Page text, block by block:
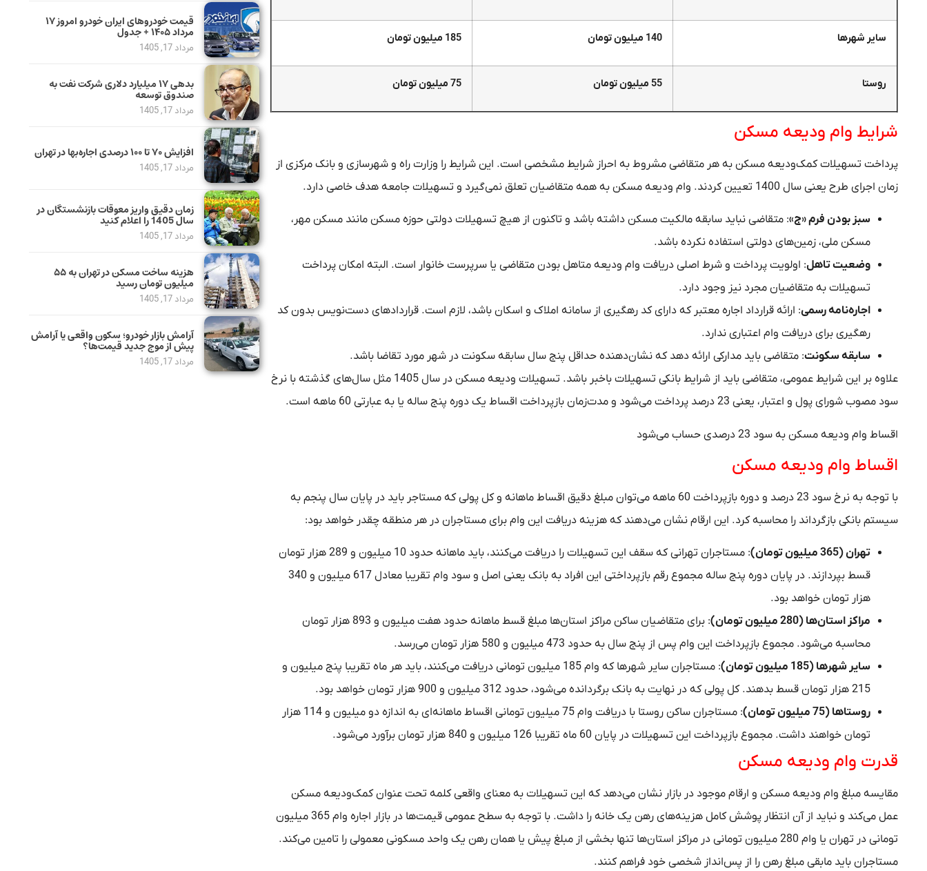
سایر شهرها 140 میلیون تومان 185 میلیون تومان
روستا 55 میلیون تومان 75 میلیون تومان
شرایط وام ودیعه مسکن
پرداخت تسهیلات کمک‌ودیعه مسکن به هر متقاضی مشروط به احراز شرایط مشخصی است. این شرایط را وزارت راه و شهرسازی و بانک مرکزی از
زمان اجرای طرح یعنی سال 1400 تعیین کردند. وام ودیعه مسکن به همه متقاضیان تعلق نمی‌گیرد و تسهیلات جامعه هدف خاصی دارد.
سبز بودن فرم «ج»: متقاضی نباید سابقه مالکیت مسکن داشته باشد و تاکنون از هیچ‌ تسهیلات دولتی حوزه مسکن مانند مسکن مهر،
مسکن ملی، زمین‌های دولتی استفاده نکرده باشد.
وضعیت تاهل: اولویت پرداخت و شرط اصلی دریافت وام ودیعه متاهل بودن متقاضی یا سرپرست خانوار است. البته امکان پرداخت
تسهیلات به متقاضیان مجرد نیز وجود دارد.
اجاره‌نامه رسمی: ارائه قرارداد اجاره معتبر که دارای کد رهگیری از سامانه املاک و اسکان باشد، لازم است. قراردادهای دست‌نویس بدون کد
رهگیری برای دریافت وام اعتباری ندارد.
سابقه سکونت: متقاضی باید مدارکی ارائه دهد که نشان‌دهنده حداقل پنج سال سابقه سکونت در شهر مورد تقاضا باشد.
علاوه بر این شرایط عمومی، متقاضی باید از شرایط بانکی تسهیلات باخبر باشد. تسهیلات ودیعه مسکن در سال 1405 مثل سال‌های گذشته با نرخ
سود مصوب شورای پول و اعتبار، یعنی 23 درصد پرداخت می‌شود و مدت‌زمان بازپرداخت اقساط یک دوره پنج ساله یا به عبارتی 60 ماهه است.
اقساط وام ودیعه مسکن به سود 23 درصدی حساب می‌شود
اقساط وام ودیعه مسکن
با توجه به نرخ سود 23 درصد و دوره بازپرداخت 60 ماهه می‌توان مبلغ دقیق اقساط ماهانه و کل پولی که مستاجر باید در پایان سال پنجم به
سیستم بانکی بازگرداند را محاسبه کرد. این ارقام نشان می‌دهند که هزینه دریافت این وام برای مستاجران در هر منطقه چقدر خواهد بود:
تهران (365 میلیون تومان)
: مستاجران تهرانی که سقف این تسهیلات را دریافت می‌کنند، باید ماهانه حدود 10 میلیون و 289 هزار تومان
قسط بپردازند. در پایان دوره پنج ساله مجموع رقم بازپرداختی این افراد به بانک یعنی اصل و سود وام تقریبا معادل 617 میلیون و 340
هزار تومان خواهد بود.
مراکز استان‌ها (280 میلیون تومان)
: برای متقاضیان ساکن مراکز استان‌ها مبلغ قسط ماهانه حدود هفت میلیون و 893 هزار تومان
محاسبه می‌شود. مجموع بازپرداخت این وام پس از پنج سال به حدود 473 میلیون و 580 هزار تومان می‌رسد.
سایر شهرها (185 میلیون تومان)
: مستاجران سایر شهرها که وام 185 میلیون تومانی دریافت می‌کنند، باید هر ماه تقریبا پنج میلیون و
215 هزار تومان قسط بدهند. کل پولی که در نهایت به بانک برگردانده می‌شود، حدود 312 میلیون و 900 هزار تومان خواهد بود.
روستاها (75 میلیون تومان)
: مستاجران ساکن روستا با دریافت وام 75 میلیون تومانی اقساط ماهانه‌ای به اندازه دو میلیون و 114 هزار
تومان خواهند داشت. مجموع بازپرداخت این تسهیلات در پایان 60 ماه تقریبا 126 میلیون و 840 هزار تومان برآورد می‌شود.
قدرت وام ودیعه مسکن
مقایسه مبلغ وام ودیعه مسکن و ارقام موجود در بازار نشان می‌دهد که این تسهیلات به معنای واقعی کلمه تحت عنوان کمک‌ودیعه مسکن
عمل می‌کند و نباید از آن انتظار پوشش کامل هزینه‌های رهن یک خانه را داشت. با توجه به سطح عمومی قیمت‌ها در بازار اجاره وام 365 میلیون
تومانی در تهران یا وام 280 میلیون تومانی در مراکز استان‌ها تنها بخشی از مبلغ پیش یا همان رهن یک واحد مسکونی معمولی را تامین می‌کند.
مستاجران باید مابقی مبلغ رهن را از پس‌انداز شخصی خود فراهم کنند.
قیمت خودرو‌های ایران خودرو امروز ۱۷
مرداد ۱۴۰۵ + جدول
مرداد 17, 1405
بدهی ١٧ میلیارد دلاری شرکت نفت به
صندوق توسعه
مرداد 17, 1405
افزایش ۷۰ تا ۱۰۰ درصدی اجاره‌بها در تهران
مرداد 17, 1405
زمان دقیق واریز معوقات بازنشستگان در
سال 1405 را اعلام کنید
مرداد 17, 1405
هزینه ساخت مسکن در تهران به ۵۵
میلیون تومان رسید
مرداد 17, 1405
آرامش بازار خودرو؛ سکون واقعی یا آرامش
پیش از موج جدید قیمت‌ها؟
مرداد 17, 1405